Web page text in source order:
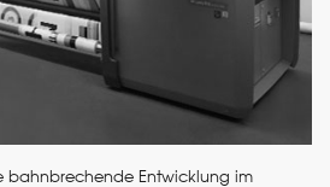
bahnbrechende Entwicklung im